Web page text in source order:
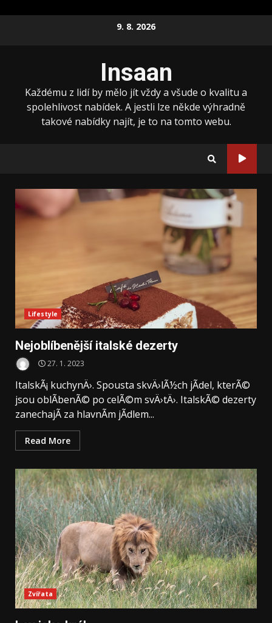
9. 8. 2026
Insaan
Každému z lidí by mělo jít vždy a všude o kvalitu a
spolehlivost nabídek. A jestli lze někde výhradně
takové nabídky najít, je to na tomto webu.
Lifestyle
Nejoblíbenější italské dezerty
27. 1. 2023
ItalskÃ¡ kuchynÄ›. Spousta skvÄ›lÃ½ch jÃ­del, kterÃ©
jsou oblÃ­benÃ© po celÃ©m svÄ›tÄ›. ItalskÃ© dezerty
zanechajÃ­ za hlavnÃ­m jÃ­dlem...
Read More
Zvířata